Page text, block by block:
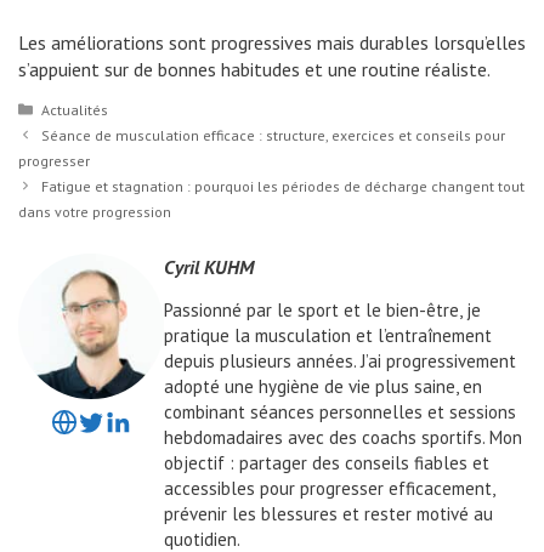
Les améliorations sont progressives mais durables lorsqu’elles
s’appuient sur de bonnes habitudes et une routine réaliste.
Catégories
Actualités
Séance de musculation efficace : structure, exercices et conseils pour
progresser
Fatigue et stagnation : pourquoi les périodes de décharge changent tout
dans votre progression
Cyril KUHM
Passionné par le sport et le bien-être, je
pratique la musculation et l’entraînement
depuis plusieurs années. J’ai progressivement
adopté une hygiène de vie plus saine, en
combinant séances personnelles et sessions
hebdomadaires avec des coachs sportifs. Mon
objectif : partager des conseils fiables et
accessibles pour progresser efficacement,
prévenir les blessures et rester motivé au
quotidien.